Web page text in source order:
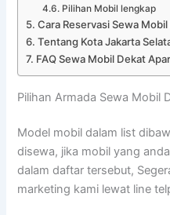
Pilihan Mobil lengkap
Cara Reservasi Sewa
Tentang Kota Jakarta
FAQ Sewa Mobil Dekat
Pilihan Armada Sewa Mobil
Model mobil dalam list
disewa, jika mobil yang
dalam daftar tersebut,
marketing kami lewat line